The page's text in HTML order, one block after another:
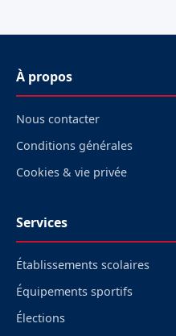
À propos
Nous contacter
Conditions générales
Cookies & vie privée
Services
Établissements scolaires
Équipements sportifs
Élections